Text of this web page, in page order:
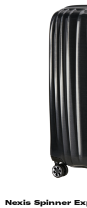
Nexis Spinner